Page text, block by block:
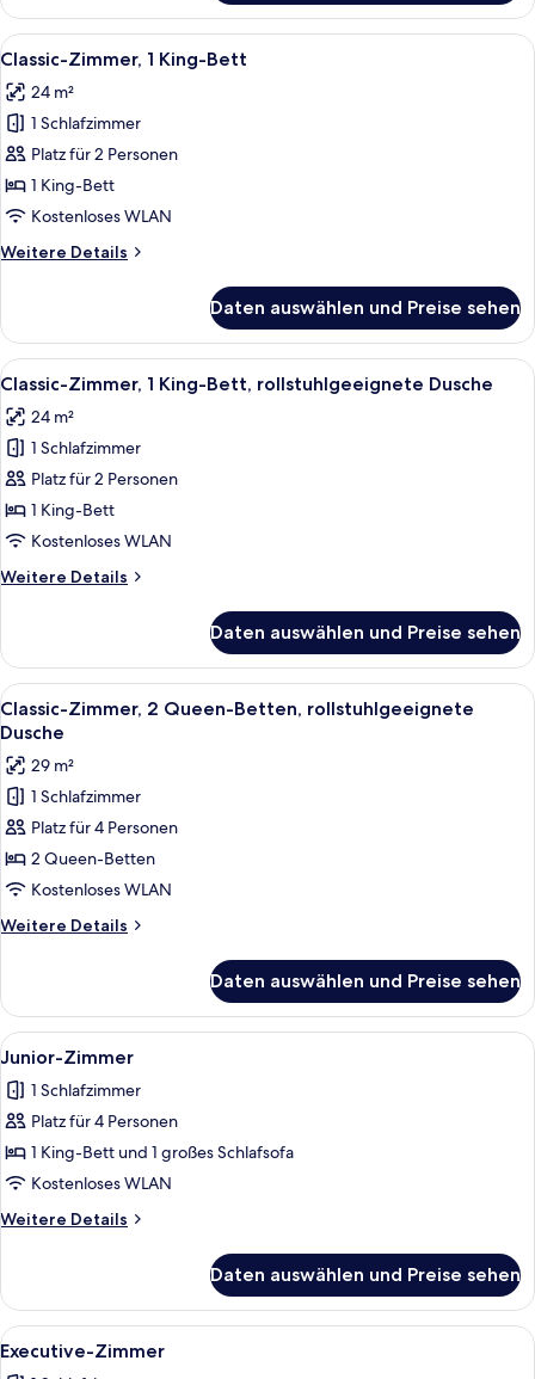
Suite,
1 King-
Bett
Schlafsofa
Alle
Fotos
für
Classic-
Zimmer,
1 King-
Bett
Ein Hotelzimmer mit einem großen
6
Classic-Zimmer, 1 King-Bett
24 m²
1 Schlafzimmer
Platz für 2 Personen
1 King-Bett
Kostenloses WLAN
Weitere Details
Weitere
Zimmer,
1 King-
Bett
Daten auswählen und Preise sehen
Alle
Fotos
für
Classic-
Zimmer,
1 King-
Bett,
Dusche
Ein Hotelzimmer mit einem großen
6
Classic-Zimmer, 1 King-Bett, rollstuhlgeeignete Dusche
24 m²
1 Schlafzimmer
Platz für 2 Personen
1 King-Bett
Kostenloses WLAN
Weitere Details
Weitere
Zimmer,
1 King-
Bett,
rollstuhlgeeignete
Daten auswählen und Preise sehen
Alle
Fotos
für
Classic-
Zimmer,
2 Queen-
Betten,
rollstuhlgeeignete
Dusche
anzeigen
Ein Hotelzimmer mit zwei Betten,
6
Classic-Zimmer, 2 Queen-Betten, rollstuhlgeeignete
Dusche
29 m²
1 Schlafzimmer
Platz für 4 Personen
2 Queen-Betten
Kostenloses WLAN
Weitere Details
Weitere
Zimmer,
2 Queen-
Betten,
Dusche
Daten auswählen und Preise sehen
Alle
Fotos
für
Junior-
Zimmer
anzeigen
Ein Hotelzimmer mit Sofa, Bett,
5
Junior-Zimmer
1 Schlafzimmer
Platz für 4 Personen
1 King-Bett und 1 großes Schlafsofa
Kostenloses WLAN
Weitere Details
Weitere
Zimmer
Daten auswählen und Preise sehen
Alle
Fotos
Ein modernes Hotelzimmer mit
6
Executive-Zimmer